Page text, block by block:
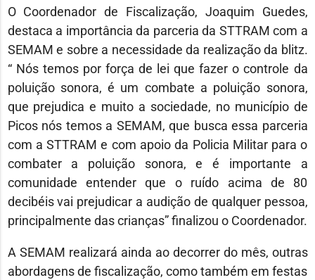
O Coordenador de Fiscalização, Joaquim Guedes,
destaca a importância da parceria da STTRAM com a
SEMAM e sobre a necessidade da realização da blitz.
“ Nós temos por força de lei que fazer o controle da
poluição sonora, é um combate a poluição sonora,
que prejudica e muito a sociedade, no município de
Picos nós temos a SEMAM, que busca essa parceria
com a STTRAM e com apoio da Policia Militar para o
combater a poluição sonora, e é importante a
comunidade entender que o ruído acima de 80
decibéis vai prejudicar a audição de qualquer pessoa,
principalmente das crianças” finalizou o Coordenador.
A SEMAM realizará ainda ao decorrer do mês, outras
abordagens de fiscalização, como também em festas